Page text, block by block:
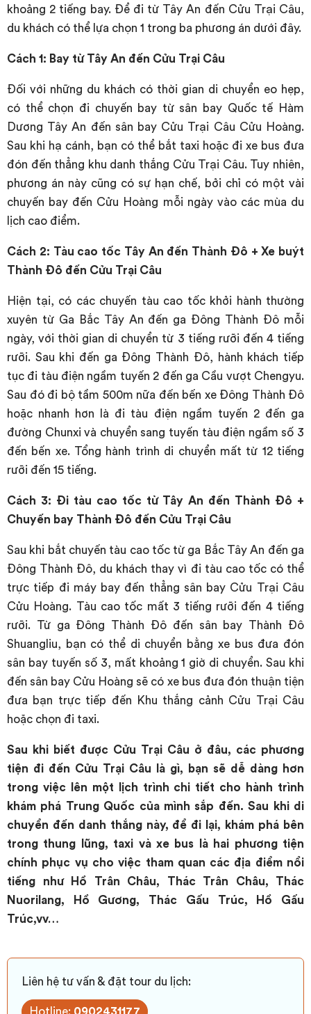
khoảng 2 tiếng bay. Để đi từ Tây An đến Cửu Trại Câu,
du khách có thể lựa chọn 1 trong ba phương án dưới đây.
Cách 1: Bay từ Tây An đến Cửu Trại Câu
Đối với những du khách có thời gian di chuyển eo hẹp,
có thể chọn đi chuyến bay từ sân bay Quốc tế Hàm
Dương Tây An đến sân bay Cửu Trại Câu Cửu Hoàng.
Sau khi hạ cánh, bạn có thể bắt taxi hoặc đi xe bus đưa
đón đến thẳng khu danh thắng Cửu Trại Câu. Tuy nhiên,
phương án này cũng có sự hạn chế, bởi chỉ có một vài
chuyến bay đến Cửu Hoàng mỗi ngày vào các mùa du
lịch cao điểm.
Cách 2: Tàu cao tốc Tây An đến Thành Đô + Xe buýt
Thành Đô đến Cửu Trại Câu
Hiện tại, có các chuyến tàu cao tốc khởi hành thường
xuyên từ Ga Bắc Tây An đến ga Đông Thành Đô mỗi
ngày, với thời gian di chuyển từ 3 tiếng rưỡi đến 4 tiếng
rưỡi. Sau khi đến ga Đông Thành Đô, hành khách tiếp
tục đi tàu điện ngầm tuyến 2 đến ga Cầu vượt Chengyu.
Sau đó đi bộ tầm 500m nữa đến bến xe Đông Thành Đô
hoặc nhanh hơn là đi tàu điện ngầm tuyến 2 đến ga
đường Chunxi và chuyển sang tuyến tàu điện ngầm số 3
đến bến xe. Tổng hành trình di chuyển mất từ 12 tiếng
rưỡi đến 15 tiếng.
Cách 3: Đi tàu cao tốc từ Tây An đến Thành Đô +
Chuyến bay Thành Đô đến Cửu Trại Câu
Sau khi bắt chuyến tàu cao tốc từ ga Bắc Tây An đến ga
Đông Thành Đô, du khách thay vì đi tàu cao tốc có thể
trực tiếp đi máy bay đến thẳng sân bay Cửu Trại Câu
Cửu Hoàng. Tàu cao tốc mất 3 tiếng rưỡi đến 4 tiếng
rưỡi. Từ ga Đông Thành Đô đến sân bay Thành Đô
Shuangliu, bạn có thể di chuyển bằng xe bus đưa đón
sân bay tuyến số 3, mất khoảng 1 giờ di chuyển. Sau khi
đến sân bay Cửu Hoàng sẽ có xe bus đưa đón thuận tiện
đưa bạn trực tiếp đến Khu thắng cảnh Cửu Trại Câu
hoặc chọn đi taxi.
Sau khi biết được Cửu Trại Câu ở đâu, các phương
tiện đi đến Cửu Trại Câu là gì, bạn sẽ dễ dàng hơn
trong việc lên một lịch trình chi tiết cho hành trình
khám phá Trung Quốc của mình sắp đến. Sau khi di
chuyển đến danh thắng này, để đi lại, khám phá bên
trong thung lũng, taxi và xe bus là hai phương tiện
chính phục vụ cho việc tham quan các địa điểm nổi
tiếng như Hồ Trân Châu, Thác Trân Châu, Thác
Nuorilang, Hồ Gương, Thác Gấu Trúc, Hồ Gấu
Trúc,vv…
Liên hệ tư vấn & đặt tour du lịch: